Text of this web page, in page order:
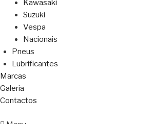
Kawasaki
Suzuki
Vespa
Nacionais
Pneus
Lubrificantes
Marcas
Galeria
Contactos